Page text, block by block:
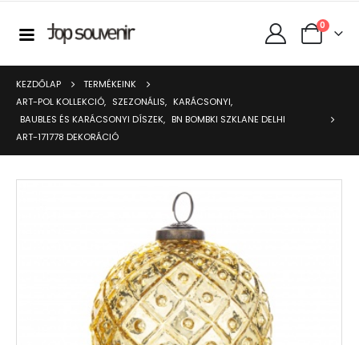
0
KEZDŐLAP
TERMÉKEINK
ART-POL KOLLEKCIÓ, SZEZONÁLIS, KARÁCSONYI,
BAUBLES ÉS KARÁCSONYI DÍSZEK, BN BOMBKI SZKLANE DELHI
ART-171778 DEKORÁCIÓ